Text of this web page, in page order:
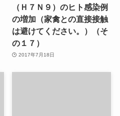
（Ｈ７Ｎ９）のヒト感染例
の増加（家禽との直接接触
は避けてください。）（そ
の１７）
2017年7月18日